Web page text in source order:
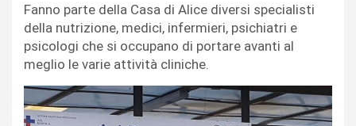
Fanno parte della Casa di Alice diversi specialisti
della nutrizione, medici, infermieri, psichiatri e
psicologi che si occupano di portare avanti al
meglio le varie attività cliniche.